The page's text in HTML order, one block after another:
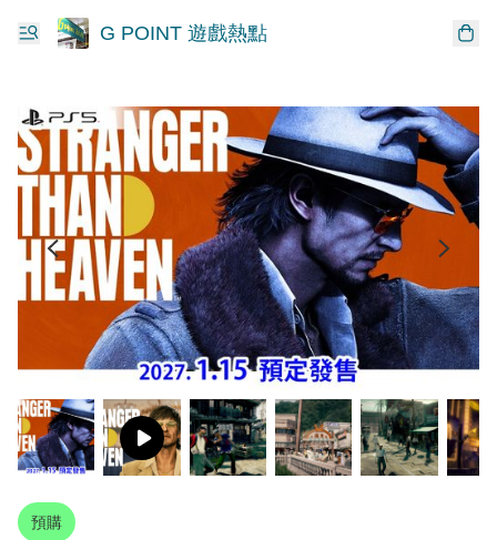
G POINT 遊戲熱點
預購